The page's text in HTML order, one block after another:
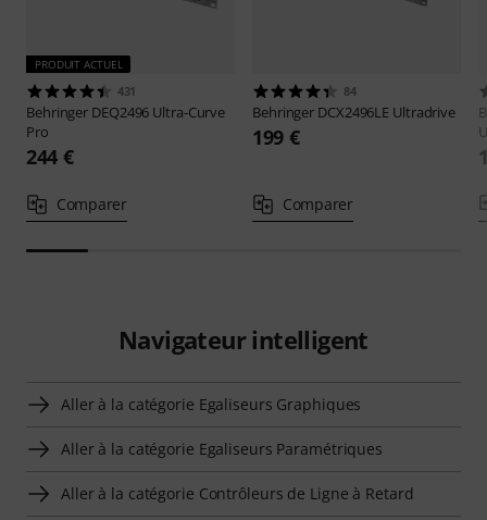
PRODUIT ACTUEL
431
Behringer DEQ2496 Ultra-Curve
Pro
244 €
Comparer
84
Behringer DCX2496LE Ultradrive
199 €
Comparer
Navigateur intelligent
Aller à la catégorie Egaliseurs Graphiques
Aller à la catégorie Egaliseurs Paramétriques
Aller à la catégorie Contrôleurs de Ligne à Retard